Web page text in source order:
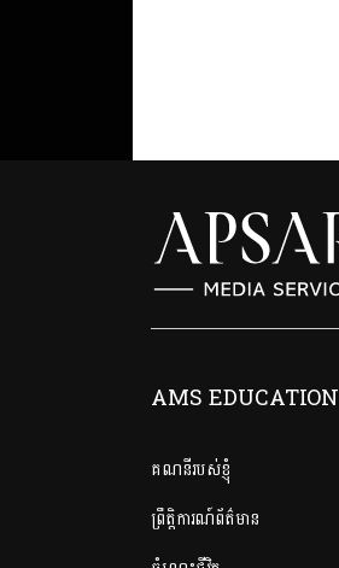
AMS EDUCATION
គណនី​របស់ខ្ញុំ
ព្រឹត្តិការណ៍ព័ត៌មាន